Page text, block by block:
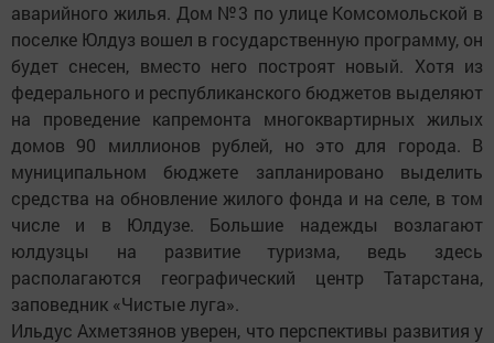
аварийного жилья. Дом №3 по улице Комсомольской в
поселке Юлдуз вошел в государственную программу, он
будет снесен, вместо него построят новый. Хотя из
федерального и республиканского бюджетов выделяют
на проведение капремонта многоквартирных жилых
домов 90 миллионов рублей, но это для города. В
муниципальном бюджете запланировано выделить
средства на обновление жилого фонда и на селе, в том
числе и в Юлдузе. Большие надежды возлагают
юлдузцы на развитие туризма, ведь здесь
располагаются географический центр Татарстана,
заповедник «Чистые луга».
Ильдус Ахметзянов уверен, что перспективы развития у